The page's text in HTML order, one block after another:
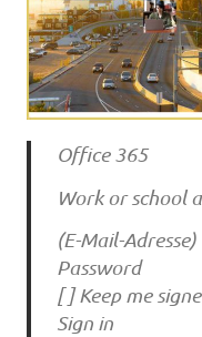
Office 365
Work or school
(E-Mail-Adresse)
Password
[ ] Keep me
Sign in